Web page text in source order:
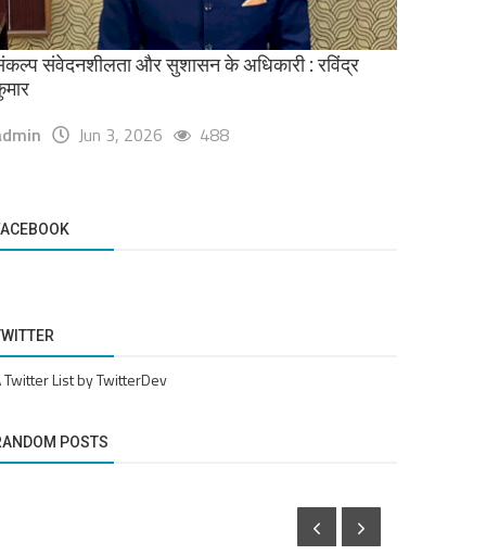
संवेदनशीलता और सुशासन के अधिकारी : रविंद्र
Jun 3, 2026 488
Twitter List by TwitterDev
POSTS